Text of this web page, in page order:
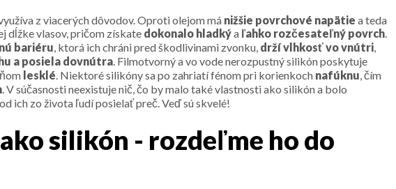
z viacerých dôvodov. Oproti olejom má nižšie povrchové napätie a teda
dĺžke vlasov, pričom získate dokonalo hladkýa ľahko rozčesateľný povrch.
bariéru, ktorá ich chráni pred škodlivinami zvonku, drží vlhkosť vo vnútri,
a posiela dovnútra. Filmotvorný a vo vode nerozpustný silikón poskytuje
lesklé. Niektoré silikóny sa po zahriatí fénom pri korienkoch nafúknu, čím
. V súčasnosti neexistuje nič, čo by malo také vlastnosti ako silikón a bolo
ich zo života ľudí posielať preč. Veď sú skvelé!
silikón - rozdeľme ho do